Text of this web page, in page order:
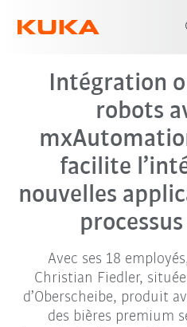
Intégration
robots
facilite
nouvelles
Avec ses 18
Christian Fiedler,
d’Oberscheibe, produit
des bières premium